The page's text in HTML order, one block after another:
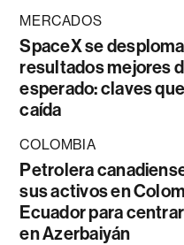
MERCADOS
SpaceX se
resultados mejores
esperado: claves
caída
COLOMBIA
Petrolera
sus activos en
Ecuador para
en Azerbaiyán